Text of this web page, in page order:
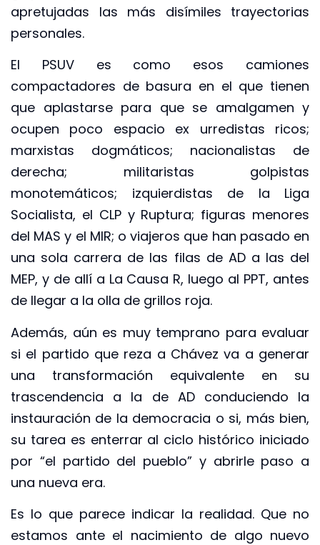
apretujadas las más disímiles trayectorias
personales.
El PSUV es como esos camiones
compactadores de basura en el que tienen
que aplastarse para que se amalgamen y
ocupen poco espacio ex urredistas ricos;
marxistas dogmáticos; nacionalistas de
derecha; militaristas golpistas
monotemáticos; izquierdistas de la Liga
Socialista, el CLP y Ruptura; figuras menores
del MAS y el MIR; o viajeros que han pasado en
una sola carrera de las filas de AD a las del
MEP, y de allí a La Causa R, luego al PPT, antes
de llegar a la olla de grillos roja.
Además, aún es muy temprano para evaluar
si el partido que reza a Chávez va a generar
una transformación equivalente en su
trascendencia a la de AD conduciendo la
instauración de la democracia o si, más bien,
su tarea es enterrar al ciclo histórico iniciado
por “el partido del pueblo” y abrirle paso a
una nueva era.
Es lo que parece indicar la realidad. Que no
estamos ante el nacimiento de algo nuevo